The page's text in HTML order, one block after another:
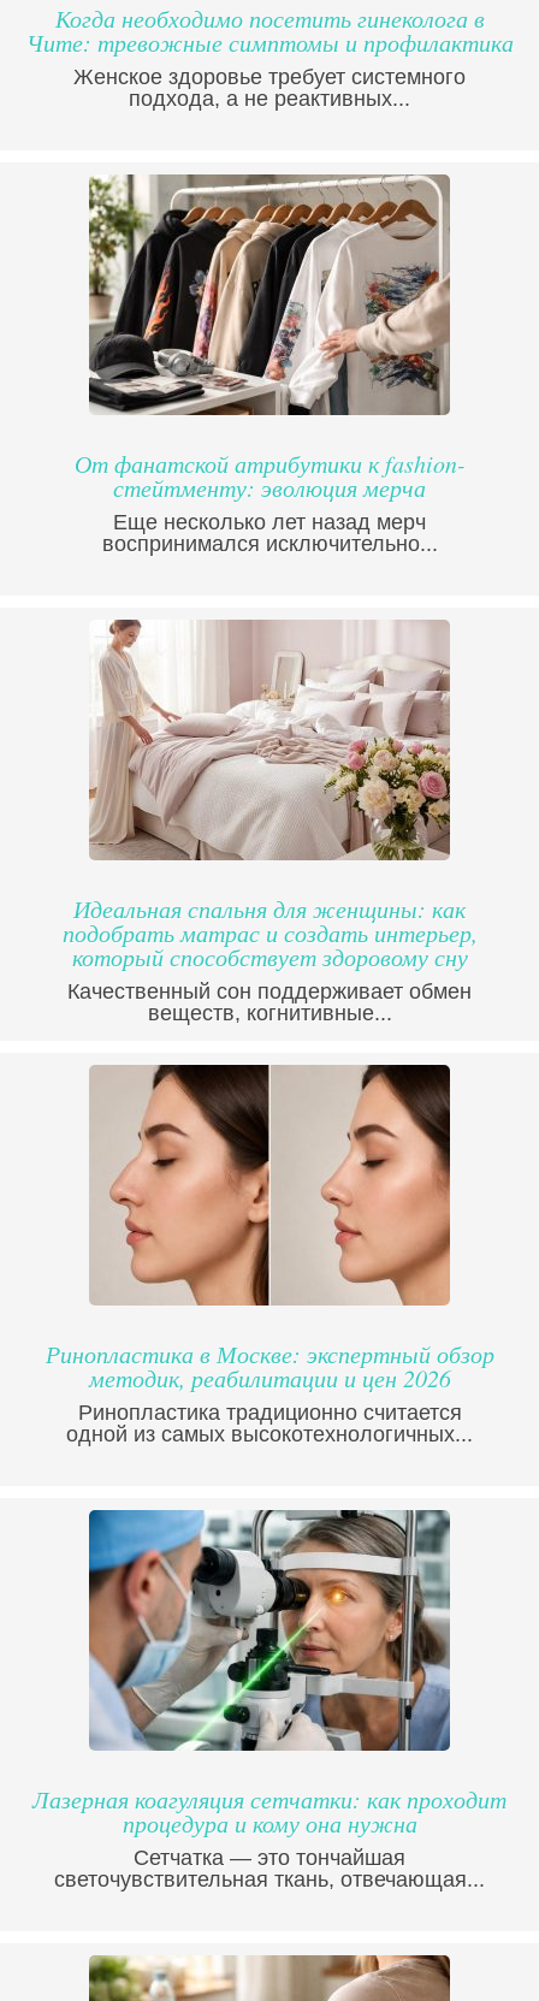
Когда необходимо посетить гинеколога в
Чите: тревожные симптомы и профилактика
Женское здоровье требует системного
подхода, а не реактивных...
От фанатской атрибутики к fashion-
стейтменту: эволюция мерча
Еще несколько лет назад мерч
воспринимался исключительно...
Идеальная спальня для женщины: как
подобрать матрас и создать интерьер,
который способствует здоровому сну
Качественный сон поддерживает обмен
веществ, когнитивные...
Ринопластика в Москве: экспертный обзор
методик, реабилитации и цен 2026
Ринопластика традиционно считается
одной из самых высокотехнологичных...
Лазерная коагуляция сетчатки: как проходит
процедура и кому она нужна
Сетчатка — это тончайшая
светочувствительная ткань, отвечающая...